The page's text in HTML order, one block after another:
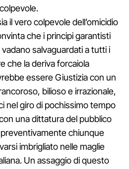
il vero colpevole dell’omicidio
che i principi garantisti
salvaguardati a tutti i
che la deriva forcaiola
essere Giustizia con un
bilioso e irrazionale,
nel giro di pochissimo tempo
una dittatura del pubblico
chiunque
imbrigliato nelle maglie
Un assaggio di questo